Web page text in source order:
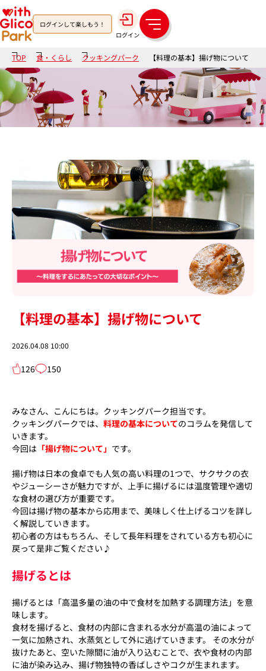
ログインして楽しもう！
ログイン
メ
ニ
ュ
ー
TOP 食・くらし クッキングパーク 【料理の基本】揚げ物について
【料理の基本】揚げ物について
2026.04.08 10:00
126 150
みなさん、こんにちは。クッキングパーク担当です。
クッキングパークでは、 料理の基本についてのコラムを発信して
いきます。
今回は 「揚げ物について」 です。
揚げ物は日本の食卓でも人気の高い料理の1つで、サクサクの衣
やジューシーさが魅力ですが、上手に揚げるには温度管理や適切
な食材の選び方が重要です。
今回は揚げ物の基本から応用まで、美味しく仕上げるコツを詳し
く解説していきます。
初心者の方はもちろん、そして長年料理をされている方も初心に
戻って是非ご覧ください♪
揚げるとは
揚げるとは「高温多量の油の中で食材を加熱する調理方法」を意
味します。
食材を揚げると、食材の内部に含まれる水分が高温の油によって
一気に加熱され、水蒸気として外に逃げていきます。 その水分が
抜けたあと、空いた隙間に油が入り込むことで、衣や食材の内部
に油が染み込み、揚げ物独特の香ばしさやコクが生まれます。